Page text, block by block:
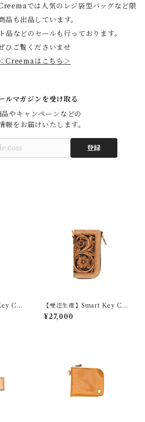
では人気のレジ袋型バッグなど限
品も出品しています。
品などのセールも行っております。
ひご覧くださいませ
Creemaはこちら＞
ルマガジンを受け取る
やキャンペーンなどの
報をお届けいたします。
登録
Cas
』
【受注生産】Smart Key Cas
e 『GROUND CRAFT』
¥27,000